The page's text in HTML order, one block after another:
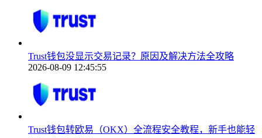
Trust钱包没显示交易记录？原因及解决方法全攻略
2026-08-09 12:45:55
Trust钱包转欧易（OKX）全流程安全教程，新手也能轻